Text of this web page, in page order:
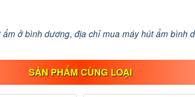
ẩm ở bình dương,địa chỉ mua máy hút ẩm bình
SẢN PHẨM CÙNG LOẠI